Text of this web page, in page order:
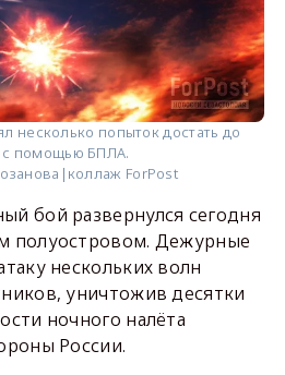
несколько попыток достать до
помощью БПЛА.
ForPost
бой развернулся сегодня
полуостровом. Дежурные
нескольких волн
уничтожив десятки
ночного налёта
России.